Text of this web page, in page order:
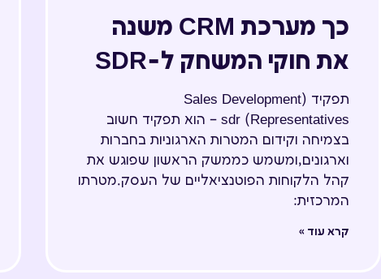
כך מערכת CRM משנה
את חוקי המשחק ל-SDR
תפקיד (Sales Development
Representatives) sdr – הוא תפקיד חשוב
בצמיחה וקידום המטרות הארגוניות בחברות
וארגונים,ומשמש כממשק הראשון שפוגש את
קהל הלקוחות הפוטנציאליים של העסק.מטרתו
המרכזית:
קרא עוד »